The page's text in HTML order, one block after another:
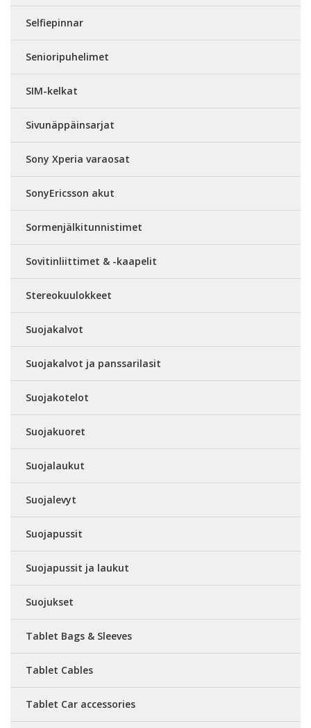
Selfiepinnar
Senioripuhelimet
SIM-kelkat
Sivunäppäinsarjat
Sony Xperia varaosat
SonyEricsson akut
Sormenjälkitunnistimet
Sovitinliittimet & -kaapelit
Stereokuulokkeet
Suojakalvot
Suojakalvot ja panssarilasit
Suojakotelot
Suojakuoret
Suojalaukut
Suojalevyt
Suojapussit
Suojapussit ja laukut
Suojukset
Tablet Bags & Sleeves
Tablet Cables
Tablet Car accessories